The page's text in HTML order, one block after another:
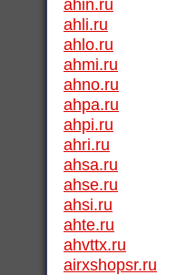
ahin.ru
ahli.ru
ahlo.ru
ahmi.ru
ahno.ru
ahpa.ru
ahpi.ru
ahri.ru
ahsa.ru
ahse.ru
ahsi.ru
ahte.ru
ahvttx.ru
airxshopsr.ru